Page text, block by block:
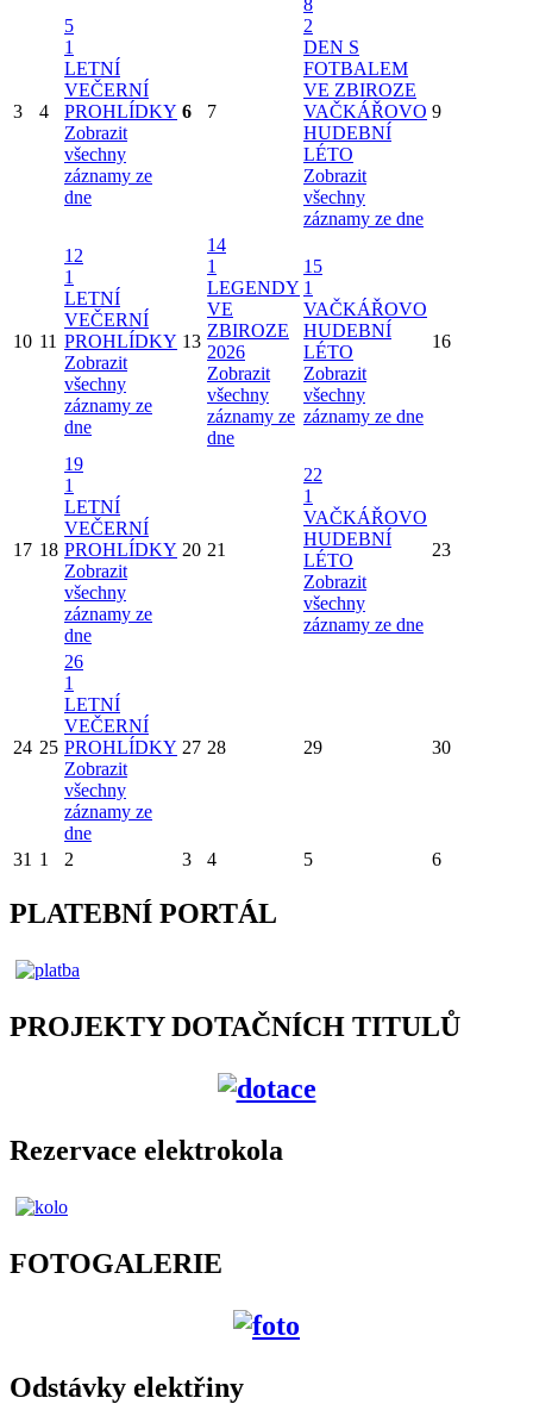
3 4
5
1
LETNÍ
VEČERNÍ
PROHLÍDKY
Zobrazit
všechny
záznamy ze
dne
6 7
8
2
DEN S
FOTBALEM
VE ZBIROZE
VAČKÁŘOVO
HUDEBNÍ
LÉTO
Zobrazit
všechny
záznamy ze dne
9
10 11
12
1
LETNÍ
VEČERNÍ
PROHLÍDKY
Zobrazit
všechny
záznamy ze
dne
13
14
1
LEGENDY
VE
ZBIROZE
2026
Zobrazit
všechny
záznamy ze
dne
15
1
VAČKÁŘOVO
HUDEBNÍ
LÉTO
Zobrazit
všechny
záznamy ze dne
16
17 18
19
1
LETNÍ
VEČERNÍ
PROHLÍDKY
Zobrazit
všechny
záznamy ze
dne
20 21
22
1
VAČKÁŘOVO
HUDEBNÍ
LÉTO
Zobrazit
všechny
záznamy ze dne
23
24 25
26
1
LETNÍ
VEČERNÍ
PROHLÍDKY
Zobrazit
všechny
záznamy ze
dne
27 28 29 30
31 1 2 3 4 5 6
PLATEBNÍ PORTÁL
PROJEKTY DOTAČNÍCH TITULŮ
Rezervace elektrokola
FOTOGALERIE
Odstávky elektřiny